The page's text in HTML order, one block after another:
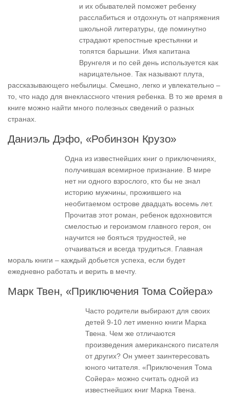
и их обывателей поможет ребенку
расслабиться и отдохнуть от напряжения
школьной литературы, где поминутно
страдают крепостные крестьянки и
топятся барышни. Имя капитана
Врунгеля и по сей день используется как
нарицательное. Так называют плута,
рассказывающего небылицы. Смешно, легко и увлекательно –
то, что надо для внеклассного чтения ребенка. В то же время в
книге можно найти много полезных сведений о разных
странах.
Даниэль Дэфо, «Робинзон Крузо»
Одна из известнейших книг о приключениях,
получившая всемирное признание. В мире
нет ни одного взрослого, кто бы не знал
историю мужчины, прожившего на
необитаемом острове двадцать восемь лет.
Прочитав этот роман, ребенок вдохновится
смелостью и героизмом главного героя, он
научится не бояться трудностей, не
отчаиваться и всегда трудиться. Главная
мораль книги – каждый добьется успеха, если будет
ежедневно работать и верить в мечту.
Марк Твен, «Приключения Тома Сойера»
Часто родители выбирают для своих
детей 9-10 лет именно книги Марка
Твена. Чем же отличаются
произведения американского писателя
от других? Он умеет заинтересовать
юного читателя. «Приключения Тома
Сойера» можно считать одной из
известнейших книг Марка Твена.